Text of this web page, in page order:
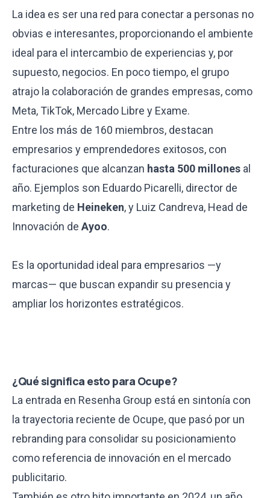
La idea es ser una red para conectar a personas no
obvias e interesantes, proporcionando el ambiente
ideal para el intercambio de experiencias y, por
supuesto, negocios. En poco tiempo, el grupo
atrajo la colaboración de grandes empresas, como
Meta, TikTok, Mercado Libre y Exame.
Entre los más de 160 miembros, destacan
empresarios y emprendedores exitosos, con
facturaciones que alcanzan hasta 500 millones al
año. Ejemplos son Eduardo Picarelli, director de
marketing de Heineken, y Luiz Candreva, Head de
Innovación de Ayoo.
Es la oportunidad ideal para empresarios —y
marcas— que buscan expandir su presencia y
ampliar los horizontes estratégicos.
¿Qué significa esto para Ocupe?
La entrada en Resenha Group está en sintonía con
la trayectoria reciente de Ocupe, que pasó por un
rebranding para consolidar su posicionamiento
como referencia de innovación en el mercado
publicitario.